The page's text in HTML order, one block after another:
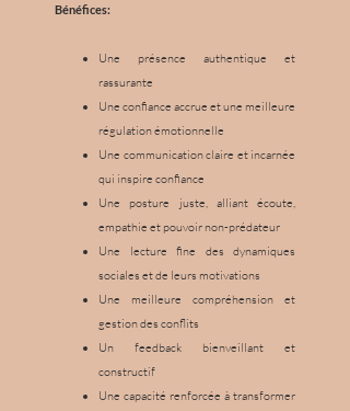
Bénéfices:
Une présence authentique et
rassurante
Une confiance accrue et une meilleure
régulation émotionnelle
Une communication claire et incarnée
qui inspire confiance
Une posture juste, alliant écoute,
empathie et pouvoir non-prédateur
Une lecture fine des dynamiques
sociales et de leurs motivations
Une meilleure compréhension et
gestion des conflits
Un feedback bienveillant et
constructif
Une capacité renforcée à transformer